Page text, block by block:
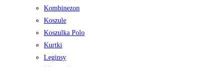
Kombinezon
Koszule
Koszulka Polo
Kurtki
Leginsy